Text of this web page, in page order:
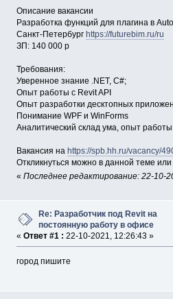
Описание вакансии
Разработка функций для плагина в
Санкт-Петербург https://futurebim.ru/ru
ЗП: 140 000 р
Требования:
Уверенное знание .NET, C#;
Опыт работы с Revit API
Опыт разработки десктопных
Понимание WPF и WinForms
Аналитический склад ума, опыт
Вакансия на https://spb.hh.ru/vacancy/
Откликнуться можно в данной теме
« Последнее редактирование: 22-10-
Re: Разработчик под Revit на
постоянную работу в офисе
« Ответ #1 : 22-10-2021, 12:26:43 »
город пишите